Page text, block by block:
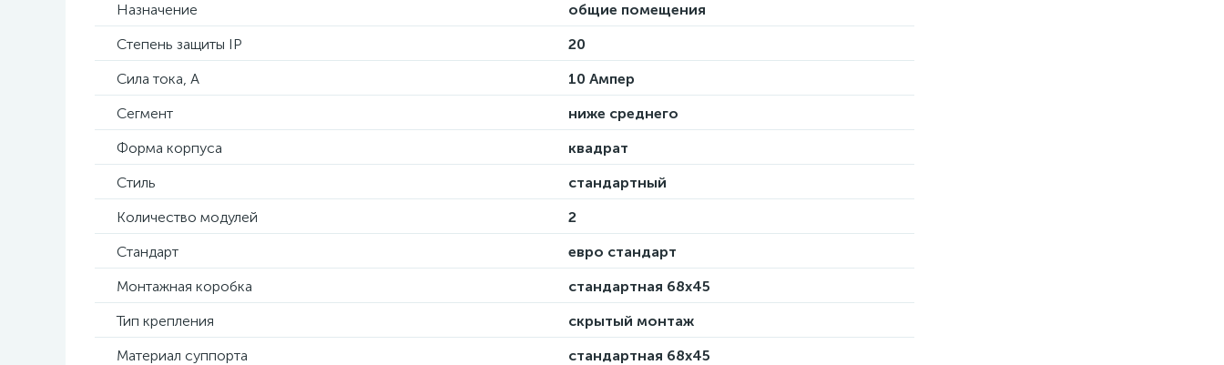
Назначение
общие помещения
Степень защиты IP
20
Сила тока, А
10 Ампер
Сегмент
ниже среднего
Форма корпуса
квадрат
Стиль
стандартный
Количество модулей
2
Стандарт
евро стандарт
Монтажная коробка
стандартная 68х45
Тип крепления
скрытый монтаж
Материал суппорта
стандартная 68х45